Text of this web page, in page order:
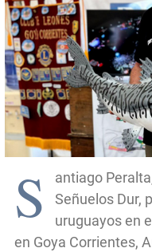
S
antiago
Señuelos Dur,
uruguayos en
en Goya Corrientes,